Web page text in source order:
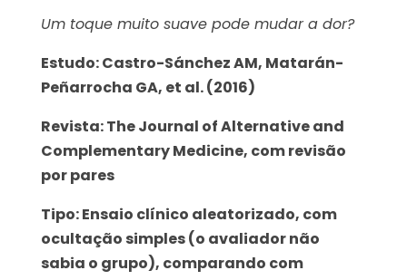
Um toque muito suave pode mudar a dor?
Estudo: Castro-Sánchez AM, Matarán-
Peñarrocha GA, et al. (2016)
Revista: The Journal of Alternative and
Complementary Medicine, com revisão
por pares
Tipo: Ensaio clínico aleatorizado, com
ocultação simples (o avaliador não
sabia o grupo), comparando com